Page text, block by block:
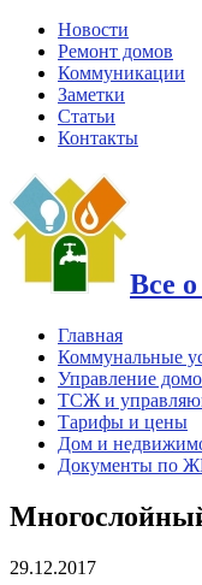
Новости
Ремонт домов
Коммуникации
Заметки
Статьи
Контакты
Все
Главная
Коммунальные
Управление
ТСЖ и
Тарифы и цены
Дом и
Документы по
29.12.2017